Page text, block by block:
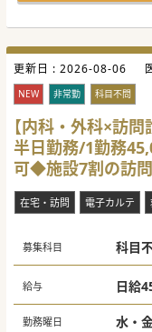
更新日 : 2026-08-06
NEW 非常勤 科目不問
【内科・外科×訪
半日勤務/1勤務
可◆施設7割の訪
筑区]
在宅・訪問 電子カルテ
募集科目 科目
給与 日給
勤務曜日 水・